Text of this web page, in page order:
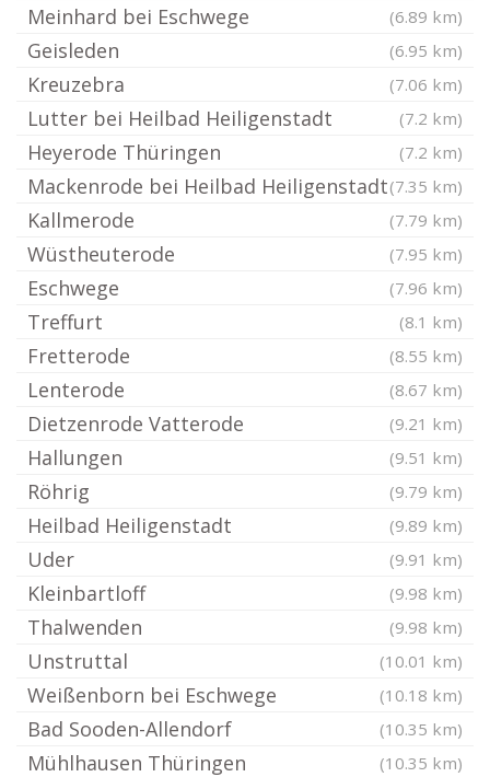
Meinhard bei Eschwege (6.89 km)
Geisleden (6.95 km)
Kreuzebra (7.06 km)
Lutter bei Heilbad Heiligenstadt (7.2 km)
Heyerode Thüringen (7.2 km)
Mackenrode bei Heilbad Heiligenstadt(7.35 km)
Kallmerode (7.79 km)
Wüstheuterode (7.95 km)
Eschwege (7.96 km)
Treffurt (8.1 km)
Fretterode (8.55 km)
Lenterode (8.67 km)
Dietzenrode Vatterode (9.21 km)
Hallungen (9.51 km)
Röhrig (9.79 km)
Heilbad Heiligenstadt (9.89 km)
Uder (9.91 km)
Kleinbartloff (9.98 km)
Thalwenden (9.98 km)
Unstruttal (10.01 km)
Weißenborn bei Eschwege (10.18 km)
Bad Sooden-Allendorf (10.35 km)
Mühlhausen Thüringen (10.35 km)